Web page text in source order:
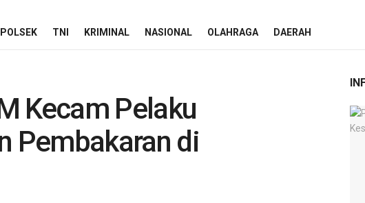
POLSEK TNI KRIMINAL NASIONAL OLAHRAGA DAERAH
Kecam Pelaku
Pembakaran di